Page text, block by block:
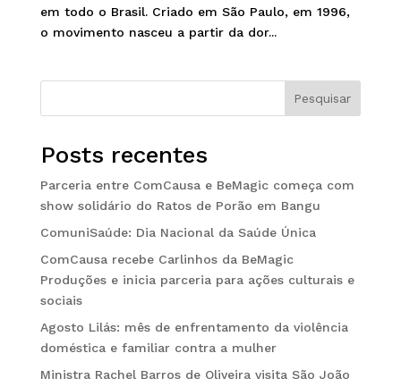
em todo o Brasil. Criado em São Paulo, em 1996,
o movimento nasceu a partir da dor...
Pesquisar
Posts recentes
Parceria entre ComCausa e BeMagic começa com
show solidário do Ratos de Porão em Bangu
ComuniSaúde: Dia Nacional da Saúde Única
ComCausa recebe Carlinhos da BeMagic
Produções e inicia parceria para ações culturais e
sociais
Agosto Lilás: mês de enfrentamento da violência
doméstica e familiar contra a mulher
Ministra Rachel Barros de Oliveira visita São João